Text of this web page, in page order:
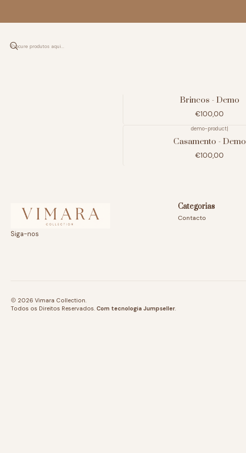
Brincos - Demo
€100,00
demo-product|
Casamento - Demo
€100,00
Siga-nos
Categorias
Contacto
2026 Vimara Collection.
Todos os Direitos Reservados. Com tecnologia Jumpseller.